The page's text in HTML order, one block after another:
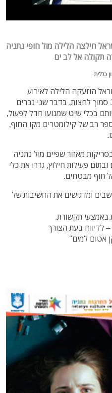
חילצה הלילה מול חופי נתניה
תקולה אל לב ים
הוזעקה הלילה לאירוע
חירום, עם קבלת דיווח במוקד 100 סמוך לחצות, בדבר שני גברים
בהיותם בכלי שיט שמנועו חדל לפעול,
רב של קילומטרים מקו החוף,
מאזור שפיים מול נתניה
פעילות חילוץ, גררו את כלי
חוף מבטחים.
ומדגישים את החשיבות של
באמצעי תקשורת.
לדיווח בעת הצורך
אטום למים"